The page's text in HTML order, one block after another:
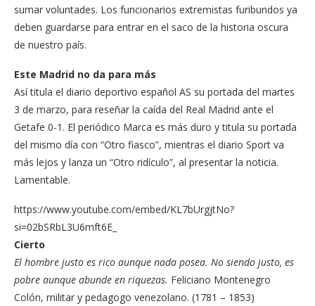
sumar voluntades. Los funcionarios extremistas furibundos ya
deben guardarse para entrar en el saco de la historia oscura
de nuestro país.
Este Madrid no da para más
Así titula el diario deportivo español AS su portada del martes
3 de marzo, para reseñar la caída del Real Madrid ante el
Getafe 0-1. El periódico Marca es más duro y titula su portada
del mismo día con “Otro fiasco”, mientras el diario Sport va
más lejos y lanza un “Otro ridículo”, al presentar la noticia.
Lamentable.
https://www.youtube.com/embed/KL7bUrgjtNo?
si=02bSRbL3U6mft6E_
Cierto
El hombre justo es rico aunque nada posea. No siendo justo, es
pobre aunque abunde en riquezas. Feliciano Montenegro
Colón, militar y pedagogo venezolano. (1781 – 1853)